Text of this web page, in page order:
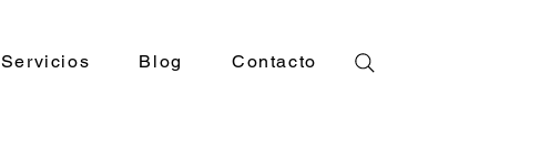
Servicios Blog Contacto